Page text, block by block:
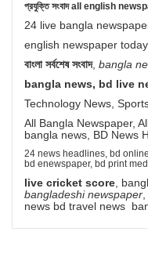
প্রযুক্তি সংবাদ all english
24 live bangla
english newspaper
বাংলা সর্বশেষ সংবাদ, bangla
bangla news, bd live
Technology News, Sports
All Bangla Newspaper,
bangla news, BD News
24 news headlines, bd
bd enewspaper, bd print
live cricket score ,
bangladeshi newspaper
news bd travel news